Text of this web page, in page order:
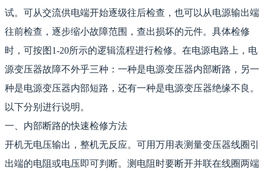
试。可从交流供电端开始逐级往后检查，也可以从电源输出端
往前检查，逐步缩小故障范围，查出损坏的元件。具体检修
时，可按图1-20所示的逻辑流程进行检修。在电源电路上，电
源变压器故障不外乎三种：一种是电源变压器内部断路，另一
种是电源变压器内部短路，还有一种是电源变压器绝缘不良。
以下分别进行说明。
一、内部断路的快速检修方法
开机无电压输出，整机无反应。可用万用表测量变压器线圈引
出端的电阻或电压即可判断。测电阻时要断开并联在线圈两端